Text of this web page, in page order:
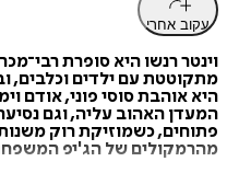
עקוב אחרי
וינטר רנשו היא סופרת
מתקוטטת עם ילדים וכלבים,
היא אוהבת סוסי פוני, אודם
המעדן האהוב עליה, וגם
מהרמקולים של הג'יפ